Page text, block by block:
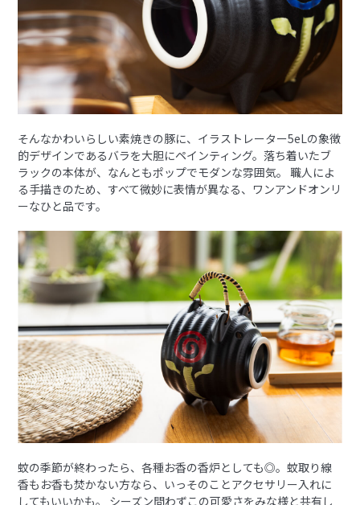
そんなかわいらしい素焼きの豚に、イラストレーター5eLの象徴
的デザインであるバラを大胆にペインティング。落ち着いたブ
ラックの本体が、なんともポップでモダンな雰囲気。 職人によ
る手描きのため、すべて微妙に表情が異なる、ワンアンドオンリ
ーなひと品です。
蚊の季節が終わったら、各種お香の香炉としても◎。蚊取り線
香もお香も焚かない方なら、いっそのことアクセサリー入れに
してもいいかも。 シーズン問わずこの可愛さをみな様と共有し